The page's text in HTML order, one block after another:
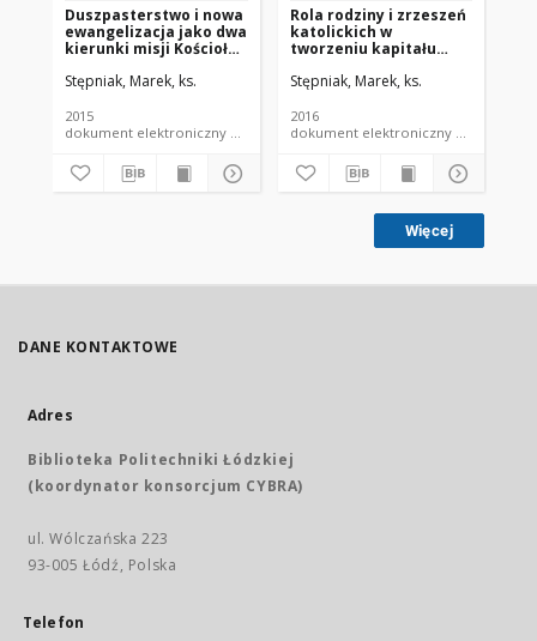
Duszpasterstwo i nowa
ewangelizacja jako dwa
kierunki misji Kościoła
Perspektywa
socjologiczna
Stępniak, Marek, ks.
2015
dokument elektroniczny czasopismo
Rola rodziny i zrzeszeń
katolickich w
tworzeniu kapitału
Stępniak, Marek, ks.
2016
dokument elektroniczny czasopismo
Więcej
DANE KONTAKTOWE
Adres
Biblioteka Politechniki Łódzkiej
(koordynator konsorcjum CYBRA)
ul. Wólczańska 223
93-005 Łódź, Polska
Telefon